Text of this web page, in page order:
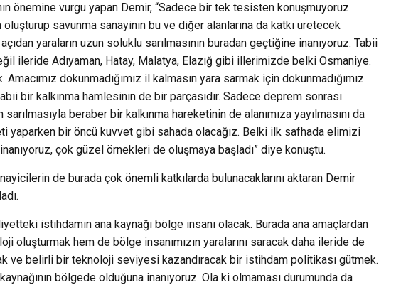
önemine vurgu yapan Demir, “Sadece bir tek tesisten konuşmuyoruz.
savunma sanayinin bu ve diğer alanlarına da katkı üretecek
yaraların uzun soluklu sarılmasının buradan geçtiğine inanıyoruz. Tabii
ileride Adıyaman, Hatay, Malatya, Elazığ gibi illerimizde belki Osmaniye.
Amacımız dokunmadığımız il kalmasın yara sarmak için dokunmadığımız
bir kalkınma hamlesinin de bir parçasıdır. Sadece deprem sonrası
sarılmasıyla beraber bir kalkınma hareketinin de alanımıza yayılmasını da
yaparken bir öncü kuvvet gibi sahada olacağız. Belki ilk safhada elimizi
çok güzel örnekleri de oluşmaya başladı” diye konuştu.
de burada çok önemli katkılarda bulunacaklarını aktaran Demir
istihdamın ana kaynağı bölge insanı olacak. Burada ana amaçlardan
oluşturmak hem de bölge insanımızın yaralarını saracak daha ileride de
ve belirli bir teknoloji seviyesi kazandıracak bir istihdam politikası gütmek.
bölgede olduğuna inanıyoruz. Ola ki olmaması durumunda da